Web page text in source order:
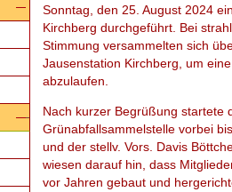
Sonntag, den 25. August 2024
Kirchberg durchgeführt. Bei
Stimmung versammelten sich
Jausenstation Kirchberg, um
abzulaufen.
Nach kurzer Begrüßung startete
Grünabfallsammelstelle vorbei
und der stellv. Vors. Davis
wiesen darauf hin, dass
vor Jahren gebaut und